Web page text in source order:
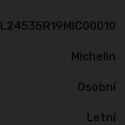
L24535R19MIC00010
Michelin
Osobní
Letní